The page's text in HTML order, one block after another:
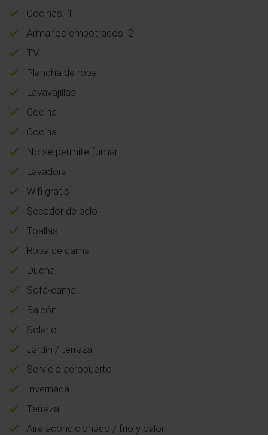
Cocinas: 1
Armarios empotrados: 2
TV
Plancha de ropa
Lavavajillas
Cocina
Cocina
No se permite fumar
Lavadora
Wifi gratis
Secador de pelo
Toallas
Ropa de cama
Ducha
Sofá-cama
Balcón
Solario
Jardín / terraza
Servicio aeropuerto
Invernada
Terraza
Aire acondicionado / frío y calor